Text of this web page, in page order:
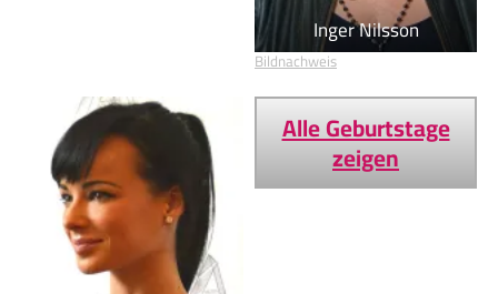
Inger Nilsson
Bildnachweis
Alle Geburtstage
zeigen